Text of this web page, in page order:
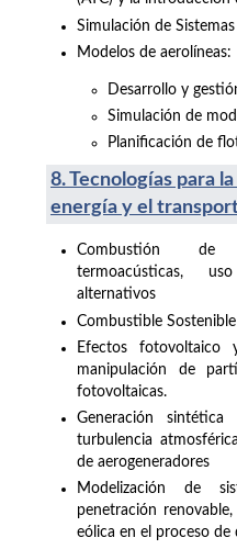
Simulación de
Modelos de aerolíneas:
Desarrollo y
Simulación de
Planificación de
8.Tecnologías para
energía y el
Combustión de
termoacústicas,
alternativos
Combustible
Efectos fotovoltaico
manipulación de
fotovoltaicas.
Generación
turbulencia
de aerogeneradores
Modelización de
penetración
eólica en el proceso de